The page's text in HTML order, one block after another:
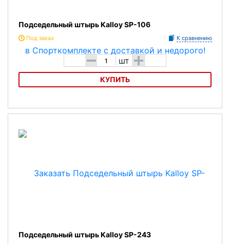
Подседельный штырь Kalloy SP-106
Под заказ К сравнению
- шт +
КУПИТЬ
Подседельный штырь Kalloy SP-106
Подседельный штырь Kalloy SP-243